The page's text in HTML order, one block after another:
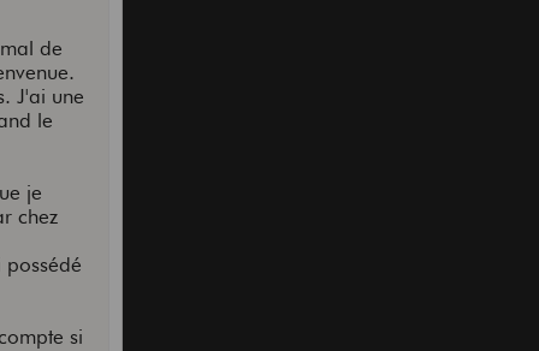
de
J'ai une
le
je
chez
si